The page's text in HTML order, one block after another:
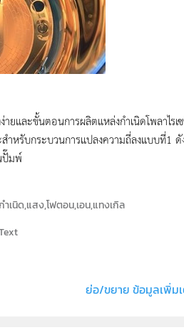
ยและขั้นตอนการผลิตแหล่งกำเนิดโพลาไร
หรับกระบวนการแปลงความถี่ลงแบบที่1
ปั๊มพ์
ำเนิด,แสง,โฟตอน,เอน,แทงเกิล
ย่อ/ขยาย ข้อมูลเพิ่ม